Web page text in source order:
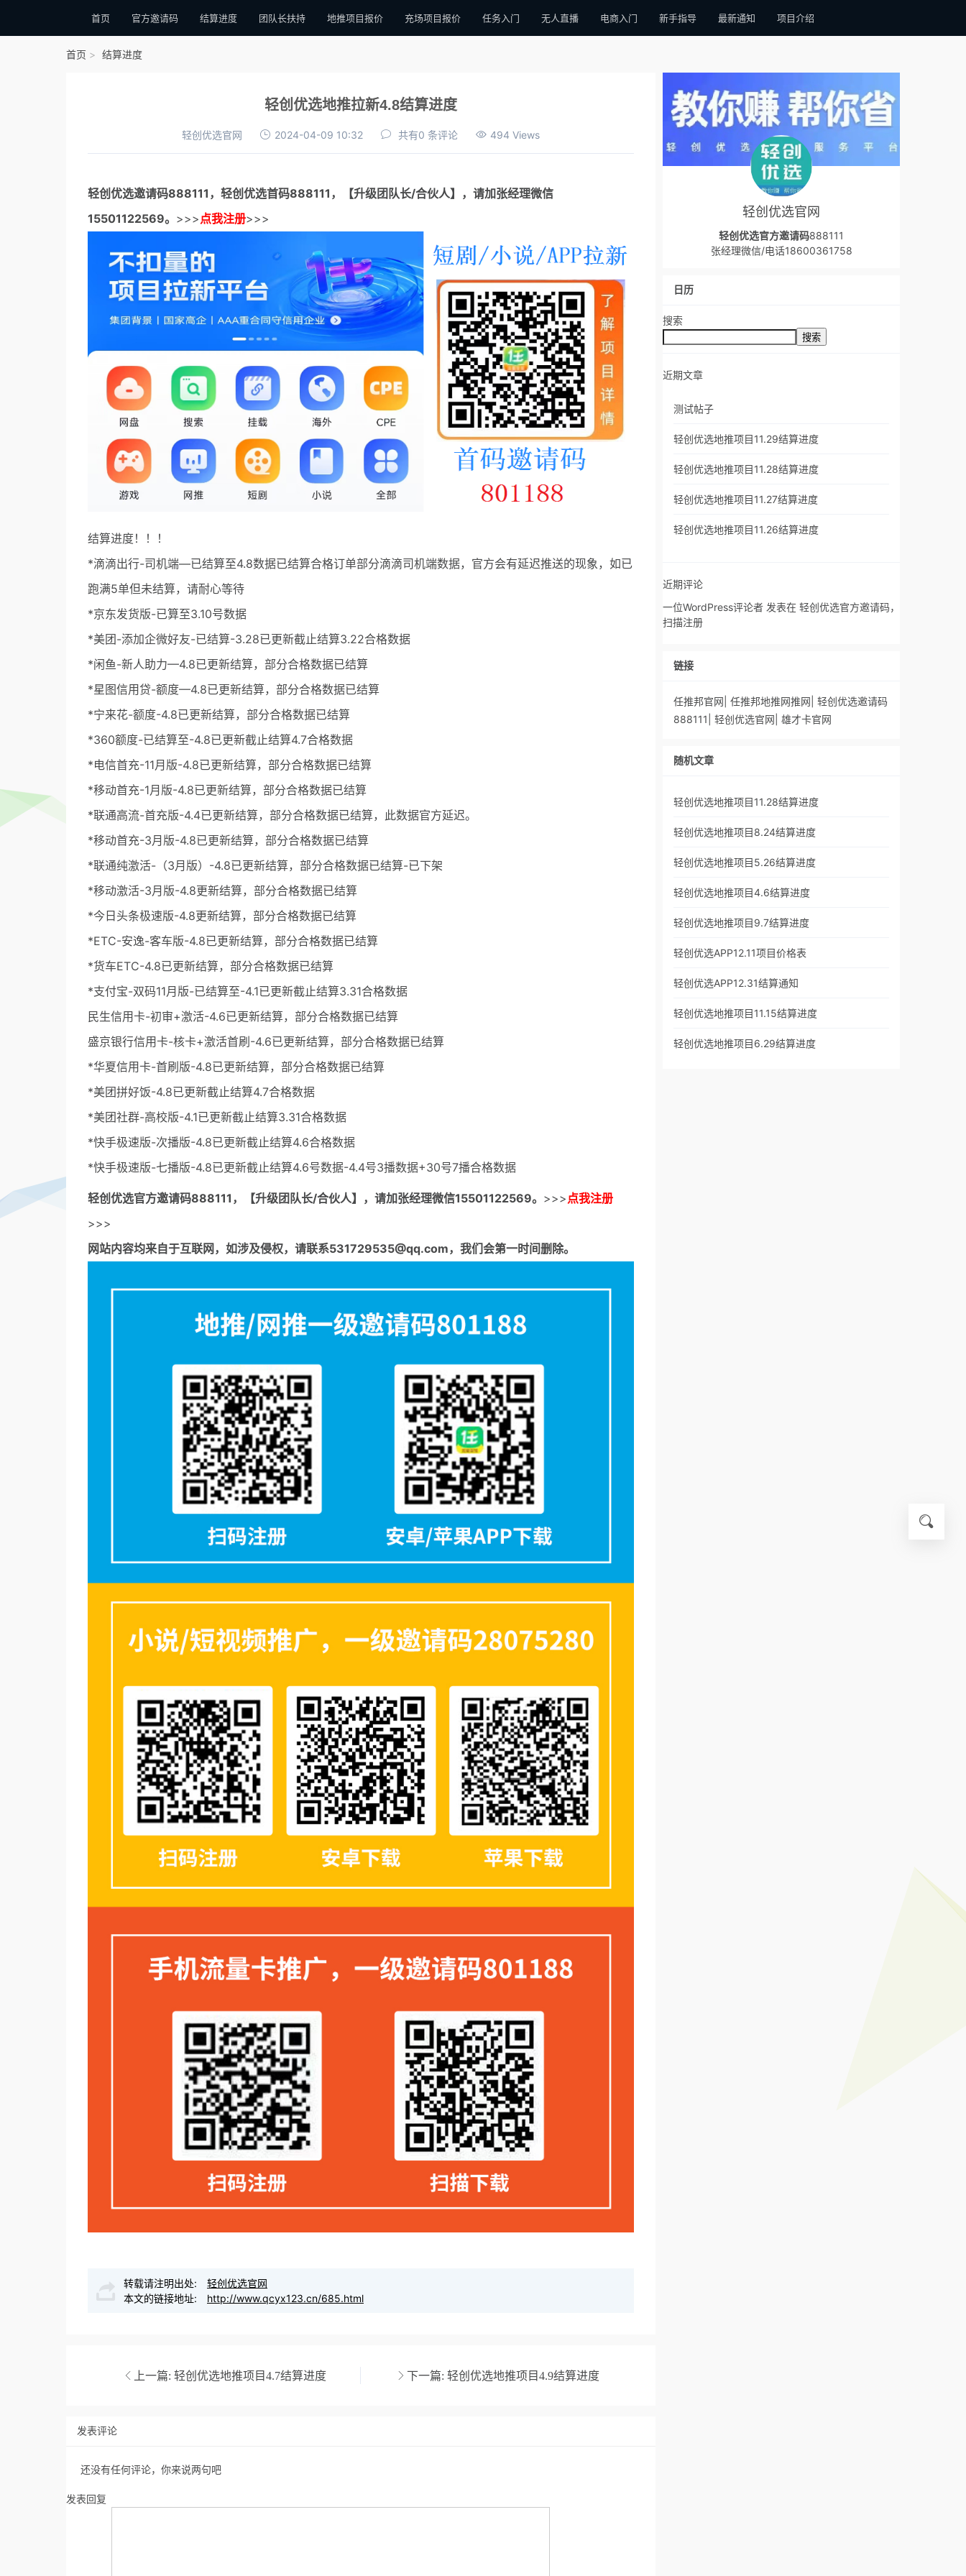
首页 官方邀请码 结算进度 团队长扶持 地推项目报价 充场项目报价 任务入门 无人直播 电商入门 新手指导 最新通知 项目介绍
首页 结算进度
轻创优选地推拉新4.8结算进度
轻创优选官网 2024-04-09 10:32 共有0 条评论 494 Views
轻创优选邀请码888111， 轻创优选首码888111，【升级团队长/合伙人】，请加张经理微信
15501122569。 >>>点我注册>>>
结算进度！！！
*滴滴出行-司机端—已结算至4.8数据已结算合格订单部分滴滴司机端数据，官方会有延迟推送的现象，如已
跑满5单但未结算，请耐心等待
*京东发货版-已算至3.10号数据
*美团-添加企微好友-已结算-3.28已更新截止结算3.22合格数据
*闲鱼-新人助力—4.8已更新结算，部分合格数据已结算
*星图信用贷-额度—4.8已更新结算，部分合格数据已结算
*宁来花-额度-4.8已更新结算，部分合格数据已结算
*360额度-已结算至-4.8已更新截止结算4.7合格数据
*电信首充-11月版-4.8已更新结算，部分合格数据已结算
*移动首充-1月版-4.8已更新结算，部分合格数据已结算
*联通高流-首充版-4.4已更新结算，部分合格数据已结算，此数据官方延迟。
*移动首充-3月版-4.8已更新结算，部分合格数据已结算
*联通纯激活-（3月版）-4.8已更新结算，部分合格数据已结算-已下架
*移动激活-3月版-4.8更新结算，部分合格数据已结算
*今日头条极速版-4.8更新结算，部分合格数据已结算
*ETC-安逸-客车版-4.8已更新结算，部分合格数据已结算
*货车ETC-4.8已更新结算，部分合格数据已结算
*支付宝-双码11月版-已结算至-4.1已更新截止结算3.31合格数据
民生信用卡-初审+激活-4.6已更新结算，部分合格数据已结算
盛京银行信用卡-核卡+激活首刷-4.6已更新结算，部分合格数据已结算
*华夏信用卡-首刷版-4.8已更新结算，部分合格数据已结算
*美团拼好饭-4.8已更新截止结算4.7合格数据
*美团社群-高校版-4.1已更新截止结算3.31合格数据
*快手极速版-次播版-4.8已更新截止结算4.6合格数据
*快手极速版-七播版-4.8已更新截止结算4.6号数据-4.4号3播数据+30号7播合格数据
轻创优选官方邀请码888111，【升级团队长/合伙人】，请加张经理微信15501122569。 >>>点我注册
>>>
网站内容均来自于互联网，如涉及侵权，请联系531729535@qq.com，我们会第一时间删除。
转载请注明出处:
轻创优选官网
本文的链接地址:
http://www.qcyx123.cn/685.html
上一篇: 轻创优选地推项目4.7结算进度 下一篇: 轻创优选地推项目4.9结算进度
发表评论
还没有任何评论，你来说两句吧
发表回复
轻创优选官网
轻创优选官方邀请码888111
张经理微信/电话18600361758
日历
搜索
搜索
近期文章
测试帖子
轻创优选地推项目11.29结算进度
轻创优选地推项目11.28结算进度
轻创优选地推项目11.27结算进度
轻创优选地推项目11.26结算进度
近期评论
一位WordPress评论者 发表在 轻创优选官方邀请码，
扫描注册
链接
任推邦官网 任推邦地推网推网 轻创优选邀请码
888111
轻创优选官网 雄才卡官网
随机文章
轻创优选地推项目11.28结算进度
轻创优选地推项目8.24结算进度
轻创优选地推项目5.26结算进度
轻创优选地推项目4.6结算进度
轻创优选地推项目9.7结算进度
轻创优选APP12.11项目价格表
轻创优选APP12.31结算通知
轻创优选地推项目11.15结算进度
轻创优选地推项目6.29结算进度